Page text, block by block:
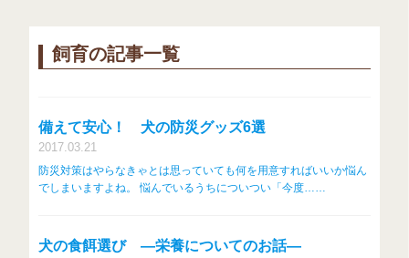
飼育の記事一覧
備えて安心！ 犬の防災グッズ6選
2017.03.21
防災対策はやらなきゃとは思っていても何を用意すればいいか悩ん
でしまいますよね。 悩んでいるうちについつい「今度……
犬の食餌選び ―栄養についてのお話―